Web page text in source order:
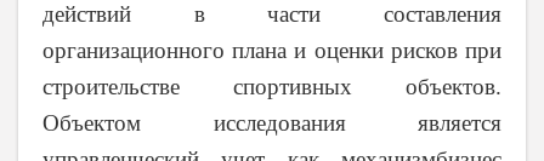
действий в части составления
организационного плана и оценки рисков при
строительстве спортивных объектов.
Объектом исследования является